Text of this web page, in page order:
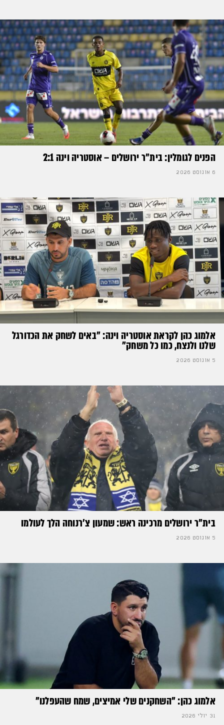
הפנים לגומלין: בית״ר ירושלים – אוסטריה וינה 2:1
6 אוגוסט 2026
אלמוג כהן לקראת אוסטריה וינה: ״באים לשחק את הכדורגל
שלנו ולנצח, כמו כל משחק״
5 אוגוסט 2026
בית"ר ירושלים מרכינה ראש: שמעון צ'רנוחה הלך לעולמו
5 אוגוסט 2026
אלמוג כהן: "השחקנים שלי אמיצים, שמח שהעפלנו"
31 יולי 2026